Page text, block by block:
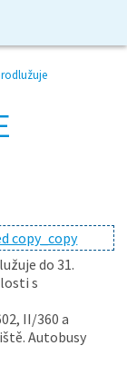
do 31.
s
II/360 a
Autobusy